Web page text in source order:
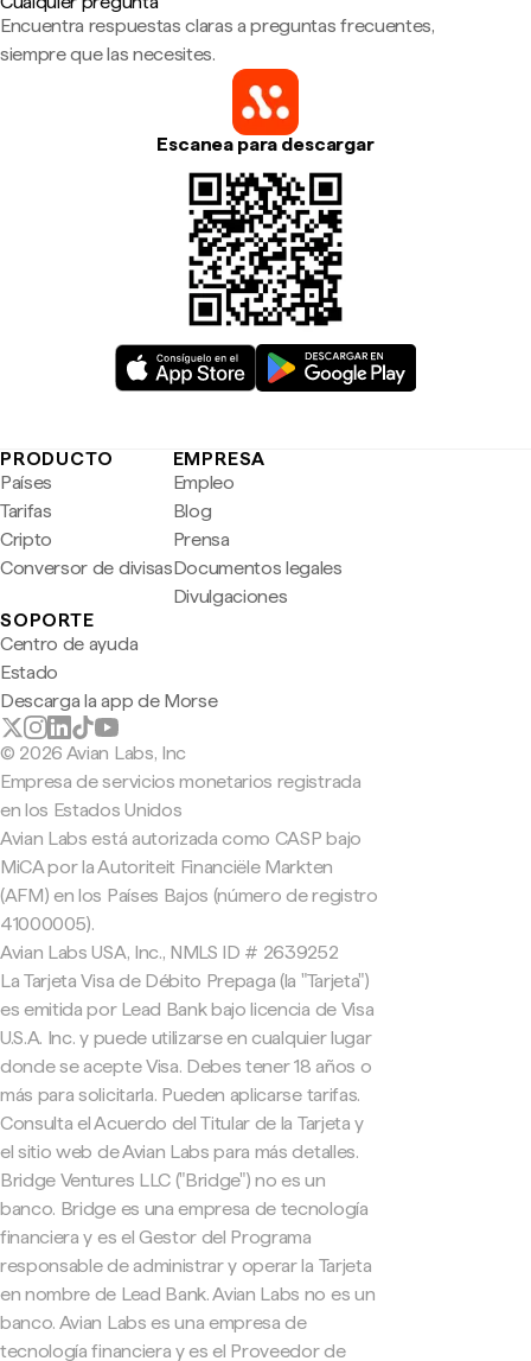
Encuentra respuestas claras a preguntas frecuentes,
siempre que las necesites.
Escanea para descargar
PRODUCTO
Países
Tarifas
Cripto
Conversor de divisas
EMPRESA
Empleo
Blog
Prensa
Documentos legales
Divulgaciones
SOPORTE
Centro de ayuda
Estado
Descarga la app de Morse
© 2026 Avian Labs, Inc
Empresa de servicios monetarios registrada
en los Estados Unidos
Avian Labs está autorizada como CASP bajo
MiCA por la Autoriteit Financiële Markten
(AFM) en los Países Bajos (número de registro
41000005).
Avian Labs USA, Inc., NMLS ID # 2639252
La Tarjeta Visa de Débito Prepaga (la "Tarjeta")
es emitida por Lead Bank bajo licencia de Visa
U.S.A. Inc. y puede utilizarse en cualquier lugar
donde se acepte Visa. Debes tener 18 años o
más para solicitarla. Pueden aplicarse tarifas.
Consulta el Acuerdo del Titular de la Tarjeta y
el sitio web de Avian Labs para más detalles.
Bridge Ventures LLC ("Bridge") no es un
banco. Bridge es una empresa de tecnología
financiera y es el Gestor del Programa
responsable de administrar y operar la Tarjeta
en nombre de Lead Bank. Avian Labs no es un
banco. Avian Labs es una empresa de
tecnología financiera y es el Proveedor de